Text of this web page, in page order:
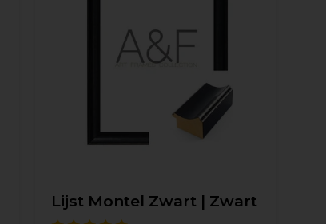
Lijst Montel Zwart | Zwart